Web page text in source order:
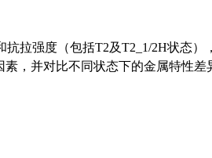
拉强度（包括T2及T2_1/2H状态）
，并对比不同状态下的金属特性差